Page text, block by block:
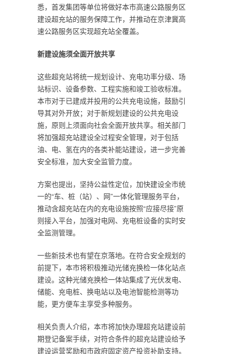
悉，首发集团等单位将做好本市高速公路服务区
建设超充站的服务保障工作，并推动在京津冀高
速公路服务区实现超充站全覆盖。
新建设施须全面开放共享
这些超充站将统一规划设计、充电功率分级、场
站标识、设备参数、工程实施和竣工验收标准。
本市对于已建成并投用的公共充电设施，鼓励引
导其对外开放；对于新规划建设的公共充电设
施，原则上须面向社会全面开放共享。相关部门
将加强超充站建设全过程安全管理，对于包括
油、电、氢在内的各类补能站建设，进一步完善
安全标准，加大安全监管力度。
方案也提出，坚持公益性定位，加快建设全市统
一的“车、桩（站）、网”一体化管理服务平台，
推动含超充站在内的充电设施按照“应接尽接”原
则接入平台，加强对电网、充电桩设备的实时安
全监测管理。
一些新技术也有望在京落地。在符合安全规划的
前提下，本市将积极推动光储充换检一体化站点
建设。这种光储充换检一体站集成了光伏发电、
储能、充电桩、换电站以及电池智能检测等功
能，更方便车主享受多种服务。
相关负责人介绍，本市将加快办理超充站建设前
期登记备案手续，对符合条件的超充站建设给予
建设运营奖励和市政府固定资产投资补助支持。